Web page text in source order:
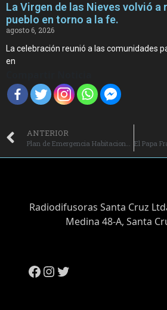
La Virgen de las Nieves volvió a
pueblo en torno a la fe.
agosto 6, 2026
La celebración reunió a las comunidades
en
ANTERIOR
Plan de Emergencia Habitacional en O’Higgins alcanza el 71% de avance.
Radiodifusoras Santa Cruz
Medina 48-A, Santa